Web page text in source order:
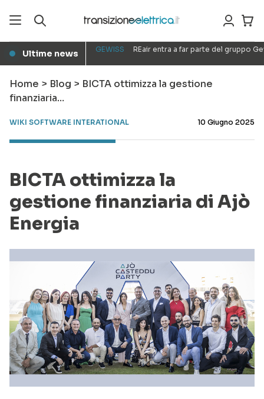
● Ultime news GEWISS REair entra a far parte del gruppo
Home > Blog > BICTA ottimizza la gestione
finanziaria…
WIKI SOFTWARE INTERATIONAL 10 Giugno 2025
BICTA ottimizza la
gestione finanziaria di Ajò
Energia